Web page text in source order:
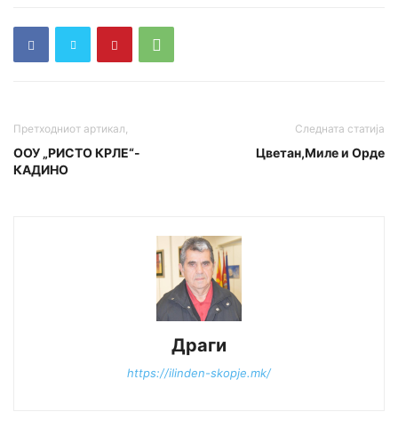
Претходниот артикал,
ООУ „РИСТО КРЛЕ“-
КАДИНО
Следната статија
Цветан,Миле и Орде
Драги
https://ilinden-skopje.mk/